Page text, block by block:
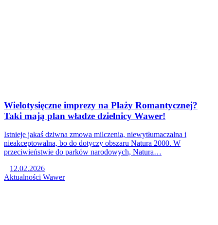
Wielotysięczne imprezy na Plaży Romantycznej?
Taki mają plan władze dzielnicy Wawer!
Istnieje jakaś dziwna zmowa milczenia, niewytłumaczalna i
nieakceptowalna, bo do dotyczy obszaru Natura 2000. W
przeciwieństwie do parków narodowych, Natura…
12.02.2026
Aktualności Wawer